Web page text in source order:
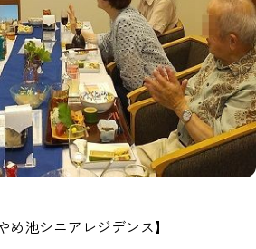
め池シニアレジデンス】